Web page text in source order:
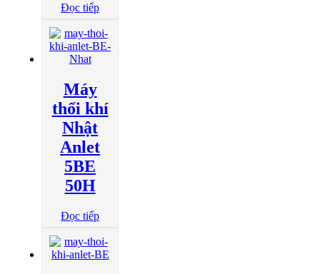
Đọc tiếp
Máy
thổi khí
Nhật
Anlet
5BE
50H
Đọc tiếp